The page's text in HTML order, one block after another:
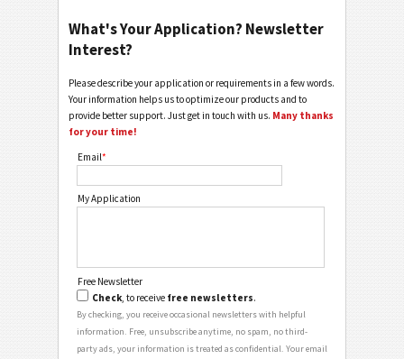
What's Your Application? Newsletter
Interest?
Please describe your application or requirements in a few words.
Your information helps us to optimize our products and to
provide better support. Just get in touch with us. Many thanks
for your time!
Email*
My Application
Free Newsletter
Check, to receive free newsletters.
By checking, you receive occasional newsletters with helpful
information. Free, unsubscribe anytime, no spam, no third-
party ads, your information is treated as confidential. Your email